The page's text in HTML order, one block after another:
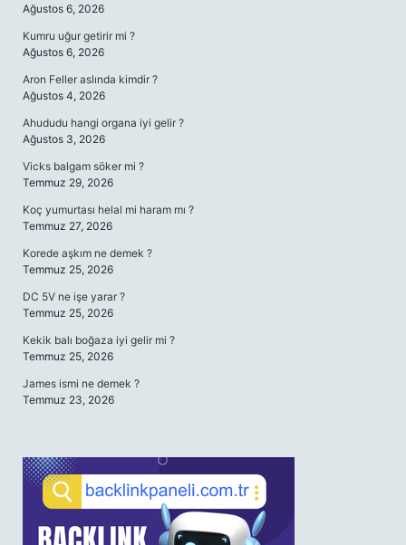
Ağustos 6, 2026
Kumru uğur getirir mi ?
Ağustos 6, 2026
Aron Feller aslında kimdir ?
Ağustos 4, 2026
Ahududu hangi organa iyi gelir ?
Ağustos 3, 2026
Vicks balgam söker mi ?
Temmuz 29, 2026
Koç yumurtası helal mi haram mı ?
Temmuz 27, 2026
Korede aşkım ne demek ?
Temmuz 25, 2026
DC 5V ne işe yarar ?
Temmuz 25, 2026
Kekik balı boğaza iyi gelir mi ?
Temmuz 25, 2026
James ismi ne demek ?
Temmuz 23, 2026